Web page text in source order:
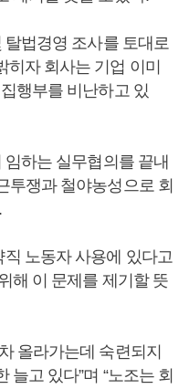
탈법경영 조사를 토대로
자 회사는 기업 이미
행부를 비난하고 있
하는 실무협의를 끝내
투쟁과 철야농성으로 회
노동자 사용에 있다고
해 이 문제를 제기할 뜻
올라가는데 숙련되지
고 있다”며 “노조는 회